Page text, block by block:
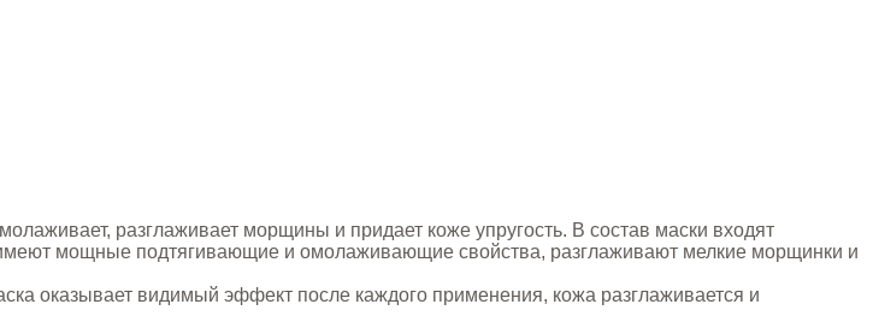
разглаживает морщины и придает коже упругость. В состав маски входят
мощные подтягивающие и омолаживающие свойства, разглаживают мелкие морщинки и
оказывает видимый эффект после каждого применения, кожа разглаживается и